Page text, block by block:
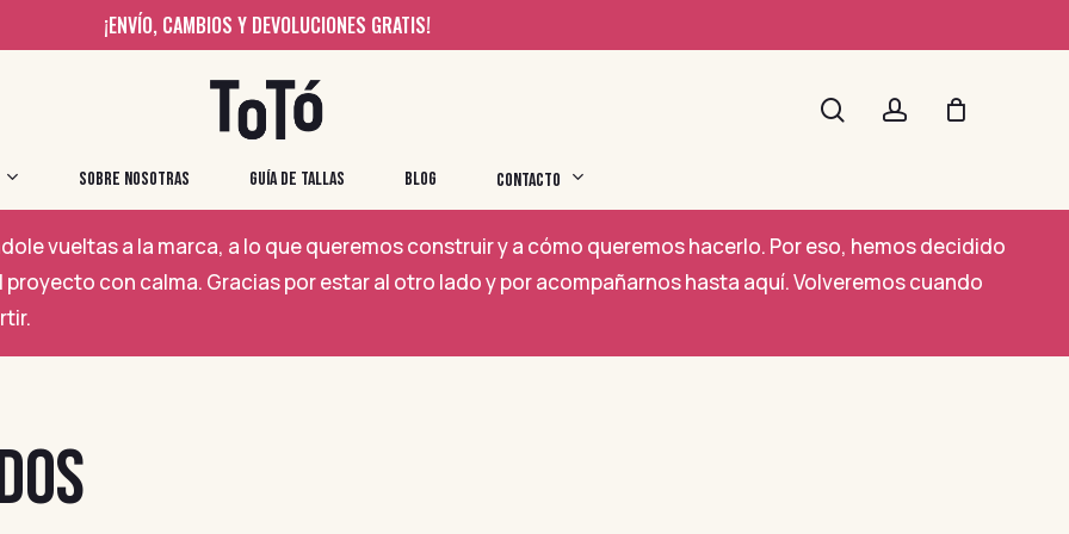
¡ENVÍO, CAMBIOS Y DEVOLUCIONES GRATIS!
SOBRE NOSOTRAS GUÍA DE TALLAS BLOG CONTACTO
vueltas a la marca, a lo que queremos construir y a cómo queremos hacerlo. Por eso, hemos decidido
con calma. Gracias por estar al otro lado y por acompañarnos hasta aquí. Volveremos cuando